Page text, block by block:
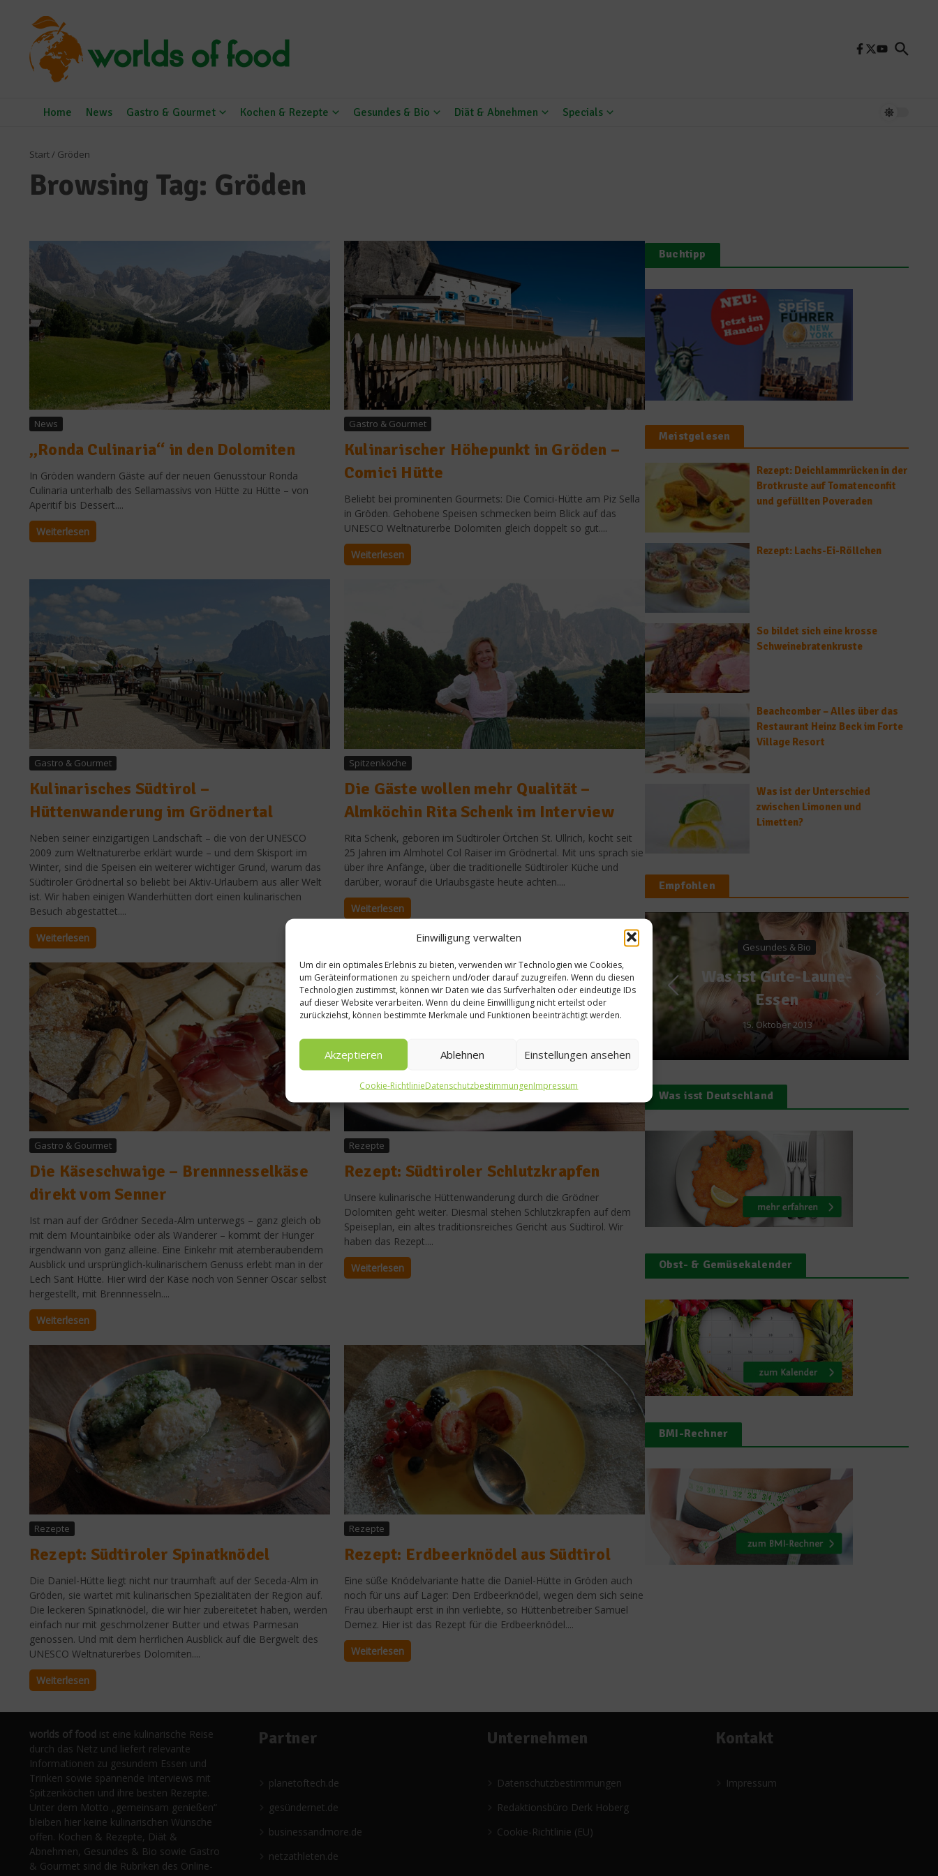
Einwilligung verwalten
Um dir ein optimales Erlebnis zu bieten, verwenden wir Technologien wie Cookies,
um Geräteinformationen zu speichern und/oder darauf zuzugreifen. Wenn du diesen
Technologien zustimmst, können wir Daten wie das Surfverhalten oder eindeutige IDs
auf dieser Website verarbeiten. Wenn du deine Einwillligung nicht erteilst oder
zurückziehst, können bestimmte Merkmale und Funktionen beeinträchtigt werden.
Akzeptieren Ablehnen Einstellungen ansehen
Cookie-RichtlinieDatenschutzbestimmungenImpressum
Home News Gastro & Gourmet Kochen & Rezepte Gesundes & Bio Diät & Abnehmen Specials
Start/ Gröden
Browsing Tag: Gröden
News
„Ronda Culinaria“ in den Dolomiten
In Gröden wandern Gäste auf der neuen Genusstour Ronda
Culinaria unterhalb des Sellamassivs von Hütte zu Hütte – von
Aperitif bis Dessert....
Weiterlesen
Gastro & Gourmet
Kulinarischer Höhepunkt in Gröden –
Comici Hütte
Beliebt bei prominenten Gourmets: Die Comici-Hütte am Piz Sella
in Gröden. Gehobene Speisen schmecken beim Blick auf das
UNESCO Weltnaturerbe Dolomiten gleich doppelt so gut....
Weiterlesen
Gastro & Gourmet
Kulinarisches Südtirol –
Hüttenwanderung im Grödnertal
Neben seiner einzigartigen Landschaft – die von der UNESCO
2009 zum Weltnaturerbe erklärt wurde – und dem Skisport im
Winter, sind die Speisen ein weiterer wichtiger Grund, warum das
Südtiroler Grödnertal so beliebt bei Aktiv-Urlaubern aus aller Welt
ist. Wir haben einigen Wanderhütten dort einen kulinarischen
Besuch abgestattet....
Weiterlesen
Spitzenköche
Die Gäste wollen mehr Qualität –
Almköchin Rita Schenk im Interview
Rita Schenk, geboren im Südtiroler Örtchen St. Ullrich, kocht seit
25 Jahren im Almhotel Col Raiser im Grödnertal. Mit uns sprach sie
über ihre Anfänge, über die traditionelle Südtiroler Küche und
darüber, worauf die Urlaubsgäste heute achten....
Weiterlesen
Gastro & Gourmet
Die Käseschwaige – Brennnesselkäse
direkt vom Senner
Ist man auf der Grödner Seceda-Alm unterwegs – ganz gleich ob
mit dem Mountainbike oder als Wanderer – kommt der Hunger
irgendwann von ganz alleine. Eine Einkehr mit atemberaubendem
Ausblick und ursprünglich-kulinarischem Genuss erlebt man in der
Lech Sant Hütte. Hier wird der Käse noch von Senner Oscar selbst
hergestellt, mit Brennnesseln....
Weiterlesen
Rezepte
Rezept: Südtiroler Schlutzkrapfen
Unsere kulinarische Hüttenwanderung durch die Grödner
Dolomiten geht weiter. Diesmal stehen Schlutzkrapfen auf dem
Speiseplan, ein altes traditionsreiches Gericht aus Südtirol. Wir
haben das Rezept....
Weiterlesen
Rezepte
Rezept: Südtiroler Spinatknödel
Die Daniel-Hütte liegt nicht nur traumhaft auf der Seceda-Alm in
Gröden, sie wartet mit kulinarischen Spezialitäten der Region auf.
Die leckeren Spinatknödel, die wir hier zubereitetet haben, werden
einfach nur mit geschmolzener Butter und etwas Parmesan
genossen. Und mit dem herrlichen Ausblick auf die Bergwelt des
UNESCO Weltnaturerbes Dolomiten....
Weiterlesen
Rezepte
Rezept: Erdbeerknödel aus Südtirol
Eine süße Knödelvariante hatte die Daniel-Hütte in Gröden auch
noch für uns auf Lager: Den Erdbeerknödel, wegen dem sich seine
Frau überhaupt erst in ihn verliebte, so Hüttenbetreiber Samuel
Demez. Hier ist das Rezept für die Erdbeerknödel....
Weiterlesen
Buchtipp
Meistgelesen
Rezept: Deichlammrücken in der
Brotkruste auf Tomatenconfit
und gefüllten Poveraden
Rezept: Lachs-Ei-Röllchen
So bildet sich eine krosse
Schweinebratenkruste
Beachcomber – Alles über das
Restaurant Heinz Beck im Forte
Village Resort
Was ist der Unterschied
zwischen Limonen und
Limetten?
Empfohlen
Was ist Gute-Laune-
Essen
Die Zahl der Woche:
25,3 – Stichwort
Bienen
16. Dezember 2014
Was isst Deutschland
Obst- & Gemüsekalender
BMI-Rechner
worlds of food ist eine kulinarische Reise
durch das Netz und liefert relevante
Informationen zu gesundem Essen und
Trinken sowie spannende Interviews mit
Spitzenköchen und ihre besten Rezepte.
Unter dem Motto „gemeinsam genießen“
bleiben hier keine kulinarischen Wünsche
offen. Kochen & Rezepte, Diät &
Abnehmen, Gesundes & Bio sowie Gastro
& Gourmet sind die Rubriken des Online-
Partner
planetoftech.de
gesündernet.de
businessandmore.de
netzathleten.de
Unternehmen
Datenschutzbestimmungen
Redaktionsbüro Derk Hoberg
Cookie-Richtlinie (EU)
Kontakt
Impressum